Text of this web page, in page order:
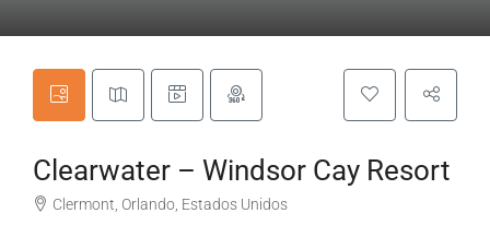
Clearwater – Windsor Cay Resort
Clermont, Orlando, Estados Unidos